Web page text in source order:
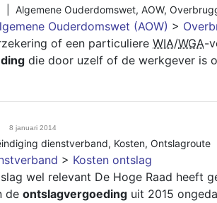
| Algemene Ouderdomswet, AOW,
Ouderdomswet (AOW) >
of een particuliere WIA/WGA-
die door uzelf of de werkgever is
8 januari 2014
dienstverband, Kosten, Ontslagroute
> Kosten ontslag
wel relevant De Hoge Raad heeft
de ontslagvergoeding uit 2015